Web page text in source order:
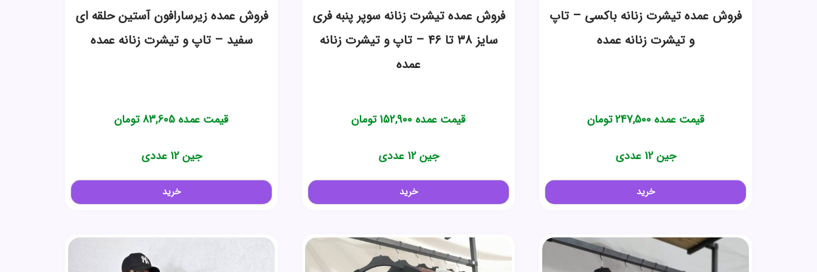
فروش عمده تیشرت زنانه باکسی – تاپ
و تیشرت زنانه عمده
قیمت عمده247,500تومان
جین 12 عددی
خرید
فروش عمده تیشرت زنانه سوپر پنبه فری
سایز ۳۸ تا ۴۶ – تاپ و تیشرت زنانه
عمده
قیمت عمده 152,900 تومان
جین 12 عددی
خرید
فروش عمده زیرسارافون آستین حلقه ای
سفید – تاپ و تیشرت زنانه عمده
قیمت عمده 83,605 تومان
جین 12 عددی
خرید